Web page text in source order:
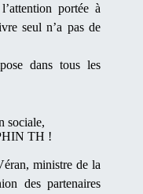
portée à
seul n’a pas de
dans tous les
sociale,
TH !
ministre de la
des partenaires